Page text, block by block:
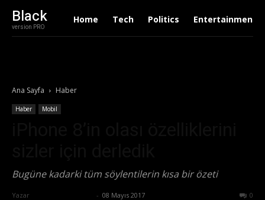
Black
version PRO
Home Tech Politics Entertainment
Ana Sayfa Haber
Haber Mobil
Bugüne kadarki tüm söylentilerin kısa bir özeti
Yazar - 08 Mayıs 2017 0